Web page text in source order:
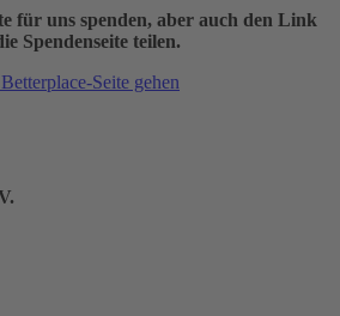
für uns spenden, aber auch den Link
Spendenseite teilen.
Seite gehen